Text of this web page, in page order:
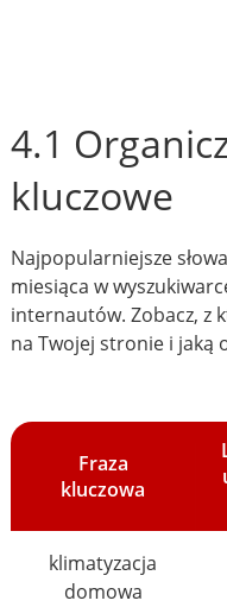
4.1
kluczowe
Najpopularniejsze
miesiąca w
internautów. Zobacz, z
na Twojej stronie i jaką
Fraza
kluczowa
klimatyzacja
domowa